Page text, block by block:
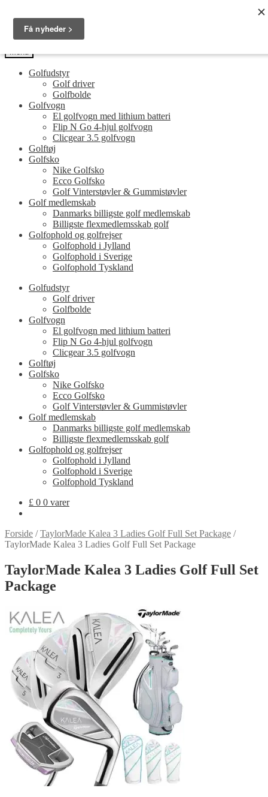
navigation
indhold
Guides og tips til dit næste golfudstyr
Menu
Golfudstyr
Golf driver
Golfbolde
Golfvogn
El golfvogn med lithium batteri
Flip N Go 4-hjul golfvogn
Clicgear 3.5 golfvogn
Golftøj
Golfsko
Nike Golfsko
Ecco Golfsko
Golf Vinterstøvler & Gummistøvler
Golf medlemskab
Danmarks billigste golf medlemskab
Billigste flexmedlemsskab golf
Golfophold og golfrejser
Golfophold i Jylland
Golfophold i Sverige
Golfophold Tyskland
Golfudstyr
Golf driver
Golfbolde
Golfvogn
El golfvogn med lithium batteri
Flip N Go 4-hjul golfvogn
Clicgear 3.5 golfvogn
Golftøj
Golfsko
Nike Golfsko
Ecco Golfsko
Golf Vinterstøvler & Gummistøvler
Golf medlemskab
Danmarks billigste golf medlemskab
Billigste flexmedlemsskab golf
Golfophold og golfrejser
Golfophold i Jylland
Golfophold i Sverige
Golfophold Tyskland
£ 0 0 varer
Forside /TaylorMade Kalea 3 Ladies Golf Full Set Package /
TaylorMade Kalea 3 Ladies Golf Full Set Package
TaylorMade Kalea 3 Ladies Golf Full Set
Package